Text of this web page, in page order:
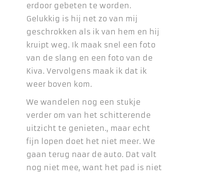
erdoor gebeten te worden.
Gelukkig is hij net zo van mij
geschrokken als ik van hem en hij
kruipt weg. Ik maak snel een foto
van de slang en een foto van de
Kiva. Vervolgens maak ik dat ik
weer boven kom.
We wandelen nog een stukje
verder om van het schitterende
uitzicht te genieten., maar echt
fijn lopen doet het niet meer. We
gaan terug naar de auto. Dat valt
nog niet mee, want het pad is niet